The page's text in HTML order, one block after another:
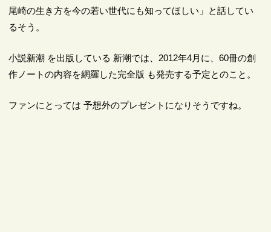
尾崎の生き方を今の若い世代にも知ってほしい」と話してい
るそう。
小説新潮 を出版している 新潮では、2012年4月に、60冊の創
作ノートの内容を網羅した完全版 も発売する予定とのこと。
ファンにとっては 予想外のプレゼントになりそうですね。